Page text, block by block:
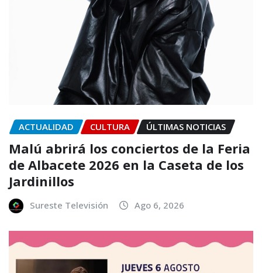
ACTUALIDAD CULTURA ÚLTIMAS NOTICIAS
Malú abrirá los conciertos de la Feria
de Albacete 2026 en la Caseta de los
Jardinillos
Sureste Televisión Ago 6, 2026